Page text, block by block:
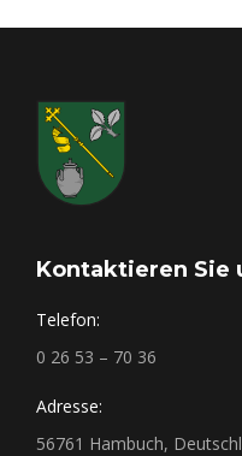
Kontaktieren Sie
Telefon:
0 26 53 – 70 36
Adresse:
56761 Hambuch,